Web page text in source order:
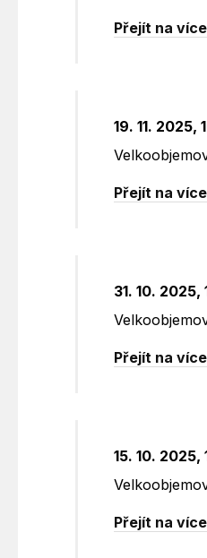
Přejít na
19. 11.
Přejít na
31. 10.
Přejít na
15. 10.
Přejít na